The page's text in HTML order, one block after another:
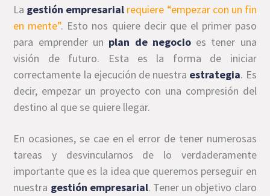
La gestión empresarial requiere “empezar con un fin
en mente”. Esto nos quiere decir que el primer paso
para emprender un plan de negocioes tener una
visión de futuro. Esta es la forma de iniciar
correctamente la ejecución de nuestra estrategia. Es
decir, empezar un proyecto con una compresión del
destino al que se quiere llegar.
En ocasiones, se cae en el error de tener numerosas
tareas y desvincularnos de lo verdaderamente
importante que es la idea que queremos perseguir en
nuestra gestión empresarial. Tener un objetivo claro